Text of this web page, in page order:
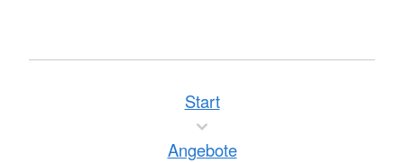
Start
Angebote